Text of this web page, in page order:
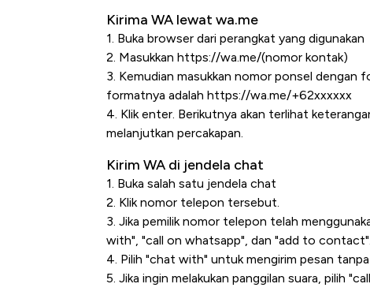
Kirima WA lewat wa.me
1. Buka browser dari perangkat yang digunakan
2. Masukkan https://wa.me/(nomor kontak)
3. Kemudian masukkan nomor ponsel dengan
formatnya adalah https://wa.me/+62xxxxxx
4. Klik enter. Berikutnya akan terlihat
melanjutkan percakapan.
Kirim WA di jendela chat
1. Buka salah satu jendela chat
2. Klik nomor telepon tersebut.
3. Jika pemilik nomor telepon telah
with", "call on whatsapp", dan "add to contact".
4. Pilih "chat with" untuk mengirim pesan
5. Jika ingin melakukan panggilan suara, pilih
Kongo Tutup Keran
Tembaga Terbang ke